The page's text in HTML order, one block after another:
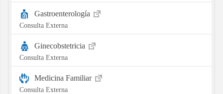
Gastroenterología
Consulta Externa
Ginecobstetricia
Consulta Externa
Medicina Familiar
Consulta Externa